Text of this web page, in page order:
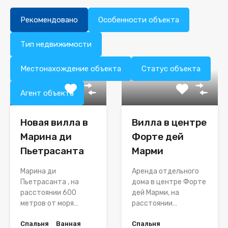
Рекомендовано Особенности объекта
Тип недвижимости
Местонахождение объекта Статус объекта
Агент объекта
Новая вилла в
Марина ди
Пьетрасанта
Марина ди
Пьетрасанта , на
расстоянии 600
метров от моря…
Спальня Ванная
Вилла в центре
Форте дей
Марми
Аренда отдельного
дома в центре Форте
дей Марми, на
расстоянии…
Спальня